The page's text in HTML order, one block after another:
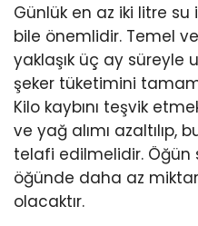
Günlük en az iki litre su
bile önemlidir. Temel
yaklaşık üç ay süreyle
şeker tüketimini
Kilo kaybını teşvik
ve yağ alımı azaltılıp,
telafi edilmelidir. Öğün
öğünde daha az
olacaktır.